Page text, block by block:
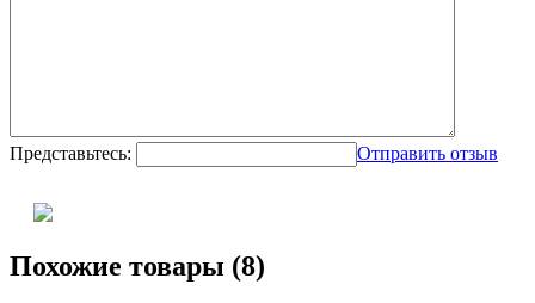
Представьтесь: Отправить отзыв
Похожие товары (8)